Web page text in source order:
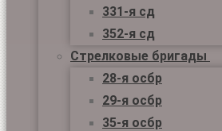
331-я сд
352-я сд
Стрелковые бригады
28-я осбр
29-я осбр
35-я осбр